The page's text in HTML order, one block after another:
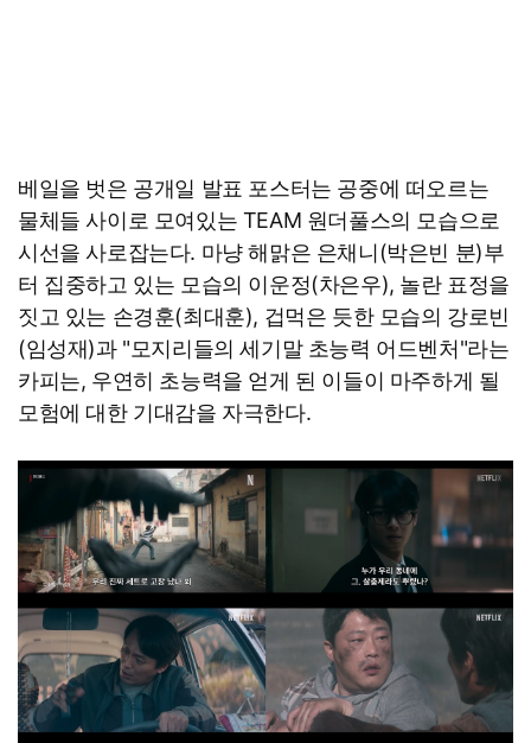
베일을 벗은 공개일 발표 포스터는 공중에 떠오르는
물체들 사이로 모여있는 TEAM 원더풀스의 모습으로
시선을 사로잡는다. 마냥 해맑은 은채니(박은빈 분)부
터 집중하고 있는 모습의 이운정(차은우), 놀란 표정을
짓고 있는 손경훈(최대훈), 겁먹은 듯한 모습의 강로빈
(임성재)과 "모지리들의 세기말 초능력 어드벤처"라는
카피는, 우연히 초능력을 얻게 된 이들이 마주하게 될
모험에 대한 기대감을 자극한다. ​